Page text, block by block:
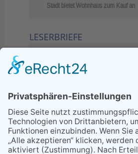
Stadt bietet Wohnhaus zum Kauf an
LESERBRIEFE
Sperrung B455:
Grenzverkehr
21.04.2026
Wenn Bahn-
miteinander
11.03.2026
"Plakatverbot
Demos"